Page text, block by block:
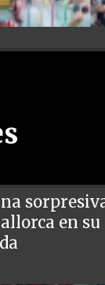
en su